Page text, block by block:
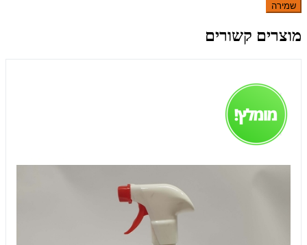
שמירה
מוצרים קשורים